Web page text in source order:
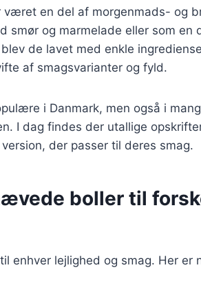
en del af morgenmads- og
smør og marmelade eller som en
de lavet med enkle
af smagsvarianter og fyld.
i Danmark, men også i
I dag findes der utallige
der passer til deres smag.
boller til
enhver lejlighed og smag. Her er